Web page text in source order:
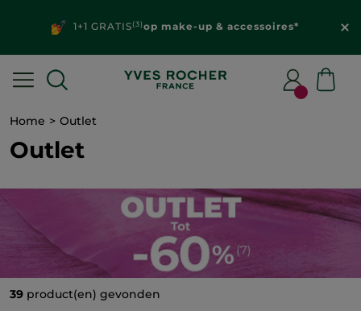
1+1 GRATIS(3)op make-up & accessoires*
Home Outlet
Outlet
39 product(en) gevonden